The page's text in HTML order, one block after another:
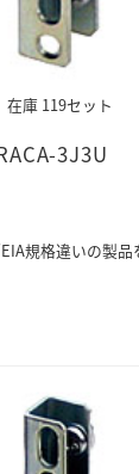
在庫 119セット
3J3U
規格違いの製品